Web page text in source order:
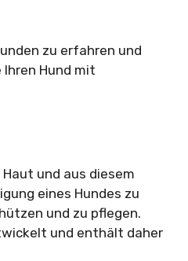
zu erfahren und
Ihren Hund mit
und aus diesem
eines Hundes zu
und zu pflegen.
und enthält daher